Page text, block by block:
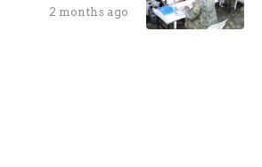
2 months ago